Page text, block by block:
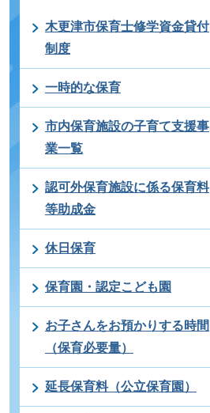
木更津市保育士修学資金貸付
制度
一時的な保育
市内保育施設の子育て支援事
業一覧
認可外保育施設に係る保育料
等助成金
休日保育
保育園・認定こども園
お子さんをお預かりする時間
（保育必要量）
延長保育料（公立保育園）